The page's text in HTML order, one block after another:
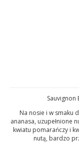
Na nosie i w smaku
ananasa, uzupełnione
kwiatu pomarańczy i
nutą, bardzo